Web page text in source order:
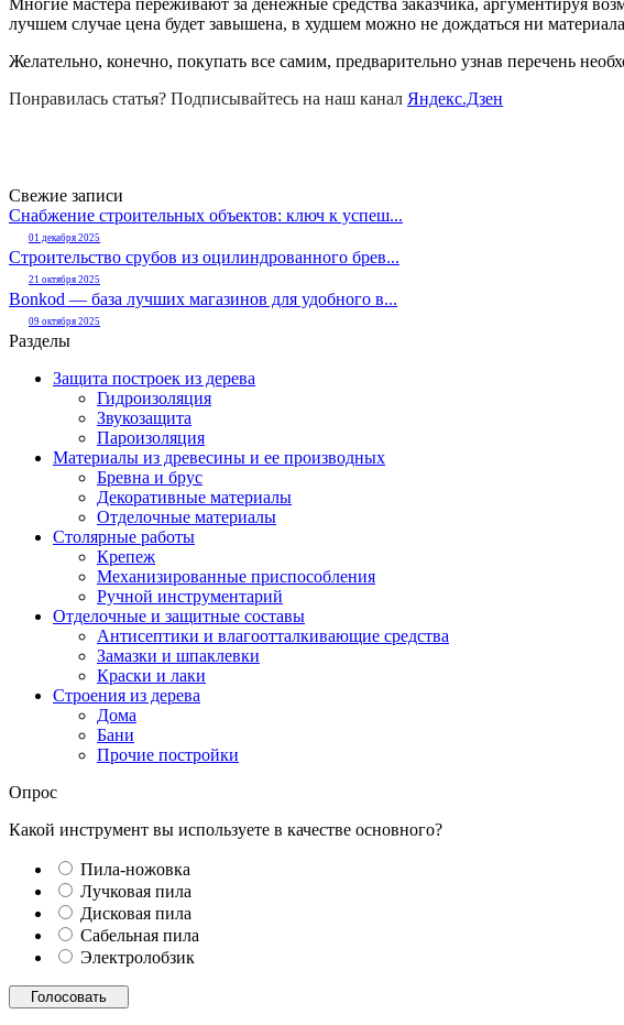
Многие мастера переживают за денежные средства заказчика, аргументируя
лучшем случае цена будет завышена, в худшем можно не дождаться ни
Желательно, конечно, покупать все самим, предварительно узнав перечень
Понравилась статья? Подписывайтесь на наш канал Яндекс.Дзен
Свежие записи
Снабжение строительных объектов: ключ к успеш...
01 декабря 2025
Строительство срубов из оцилиндрованного брев...
21 октября 2025
Bonkod — база лучших магазинов для удобного в...
09 октября 2025
Разделы
Защита построек из дерева
Гидроизоляция
Звукозащита
Пароизоляция
Материалы из древесины и ее производных
Бревна и брус
Декоративные материалы
Отделочные материалы
Столярные работы
Крепеж
Механизированные приспособления
Ручной инструментарий
Отделочные и защитные составы
Антисептики и влагоотталкивающие средства
Замазки и шпаклевки
Краски и лаки
Строения из дерева
Дома
Бани
Прочие постройки
Опрос
Какой инструмент вы используете в качестве основного?
Пила-ножовка
Лучковая пила
Дисковая пила
Сабельная пила
Электролобзик